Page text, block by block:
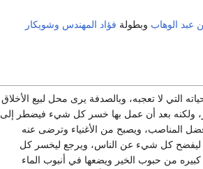
عبد الوهاب وبطولة فؤاد المهندس وشويكار
التي لا تعجبه، وبالصدفة يرى محل لبيع الأخلاق
ولكنه بعد أن عمل بها خسر كل شيء فيضطر إلى
المناصب، ويصبح من الأغنياء وترضى عنه
ليفضح كل شيء عن الناس، ويرجع ليخسر كل
من حبوب الخير ويضعها في أنبوب الماء